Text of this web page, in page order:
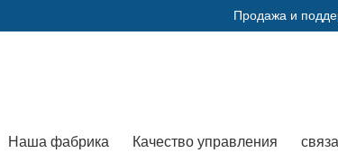
Продажа и
Наша фабрика Качество управления